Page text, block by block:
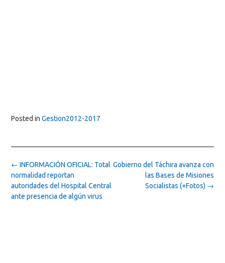
Posted in Gestion2012-2017
Post
navigation
Gobierno del Táchira avanza con
las Bases de Misiones
Socialistas (+Fotos) →
← INFORMACIÓN OFICIAL: Total
normalidad reportan
autoridades del Hospital Central
ante presencia de algún virus